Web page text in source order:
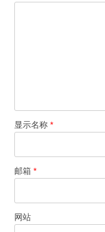
显示名称 *
邮箱 *
网站